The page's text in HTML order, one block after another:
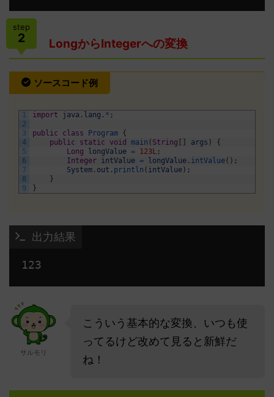
step
2 LongからIntegerへの変換
ソースコード例
1
2
3
4
5
6
7
8
9
import java . lang . * ;
public class Program {
public
static void main ( String args )
{
Long
longValue = 123L ;
Integer intValue = longValue . intValue( ) ;
System . out . println ( intValue ) ;
}
}
出力結果
123
サルモリ
こういう基本的な変換、いつも使
ってるけど改めて見ると新鮮だ
ね！